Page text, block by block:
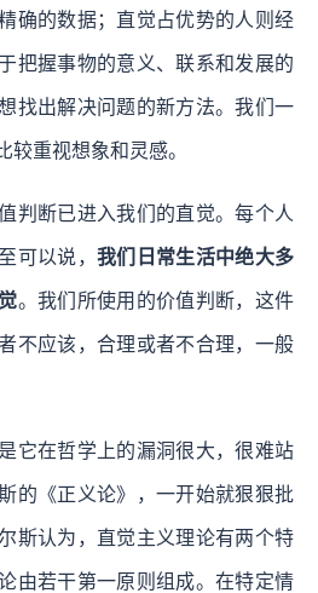
确的数据；直觉占优势的人则经
把握事物的意义、联系和发展的
找出解决问题的新方法。我们一
较重视想象和灵感。
判断已进入我们的直觉。每个人
可以说， 我们日常生活中绝大多
。我们所使用的价值判断，这件
不应该，合理或者不合理，一般
它在哲学上的漏洞很大，很难站
的《正义论》，一开始就狠狠批
斯认为，直觉主义理论有两个特
由若干第一原则组成。在特定情